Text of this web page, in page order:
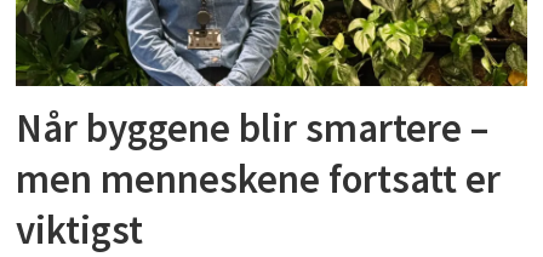
Når byggene blir smartere –
men menneskene fortsatt er
viktigst